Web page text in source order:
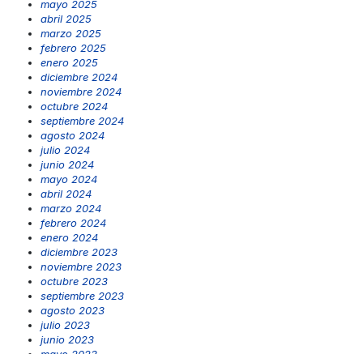
mayo 2025
abril 2025
marzo 2025
febrero 2025
enero 2025
diciembre 2024
noviembre 2024
octubre 2024
septiembre 2024
agosto 2024
julio 2024
junio 2024
mayo 2024
abril 2024
marzo 2024
febrero 2024
enero 2024
diciembre 2023
noviembre 2023
octubre 2023
septiembre 2023
agosto 2023
julio 2023
junio 2023